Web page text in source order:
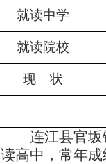
就读中学
就读院校
现 状
连江县官
读高中，常年